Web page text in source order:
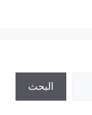
البحث